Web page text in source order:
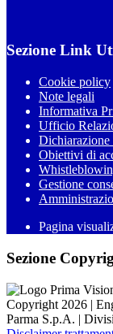
Sezione Link
Cookie policy
Note legali
Informativa
Ufficio
Dichiarazione
Obiettivi di
Gestione
Pagina
Sezione
Copyright 2026 |
Parma S.p.A. |